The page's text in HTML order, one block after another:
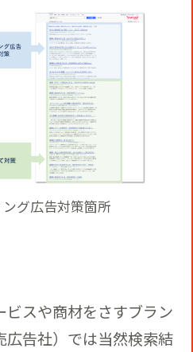
ング広告対策箇所
ビスや商材をさすブラン
広告社）では当然検索結